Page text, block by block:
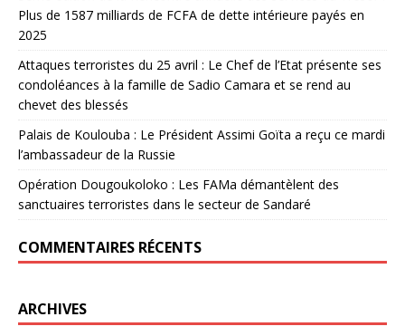
Plus de 1587 milliards de FCFA de dette intérieure payés en
2025
Attaques terroristes du 25 avril : Le Chef de l’Etat présente ses
condoléances à la famille de Sadio Camara et se rend au
chevet des blessés
Palais de Koulouba : Le Président Assimi Goïta a reçu ce mardi
l’ambassadeur de la Russie
Opération Dougoukoloko : Les FAMa démantèlent des
sanctuaires terroristes dans le secteur de Sandaré
COMMENTAIRES RÉCENTS
ARCHIVES